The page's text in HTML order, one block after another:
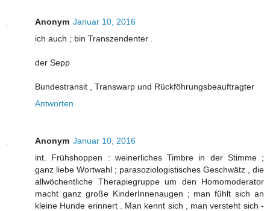
Anonym Januar 10, 2016
ich auch ; bin Transzendenter .
der Sepp
Bundestransit , Transwarp und Rückföhrungsbeauftragter
Antworten
Anonym Januar 10, 2016
int. Frühshoppen : weinerliches Timbre in der Stimme ;
ganz liebe Wortwahl ; parasoziologistisches Geschwätz , die
allwöchentliche Therapiegruppe um den Homomoderator
macht ganz große KinderInnenaugen ; man fühlt sich an
kleine Hunde erinnert . Man kennt sich , man versteht sich -